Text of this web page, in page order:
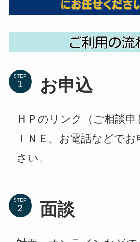
STEP お申込
ＨＰのリンク（ご相談申
ＩＮＥ、お電話などで
さい。
STEP 面談